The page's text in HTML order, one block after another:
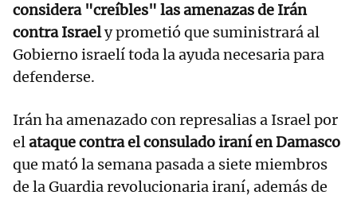
considera "creíbles" las amenazas de Irán
contra Israely prometió que suministrará al
Gobierno israelí toda la ayuda necesaria para
defenderse.
Irán ha amenazado con represalias a Israel por
elataque contra el consulado iraní en Damasco
que mató la semana pasada a siete miembros
de la Guardia revolucionaria iraní, además de